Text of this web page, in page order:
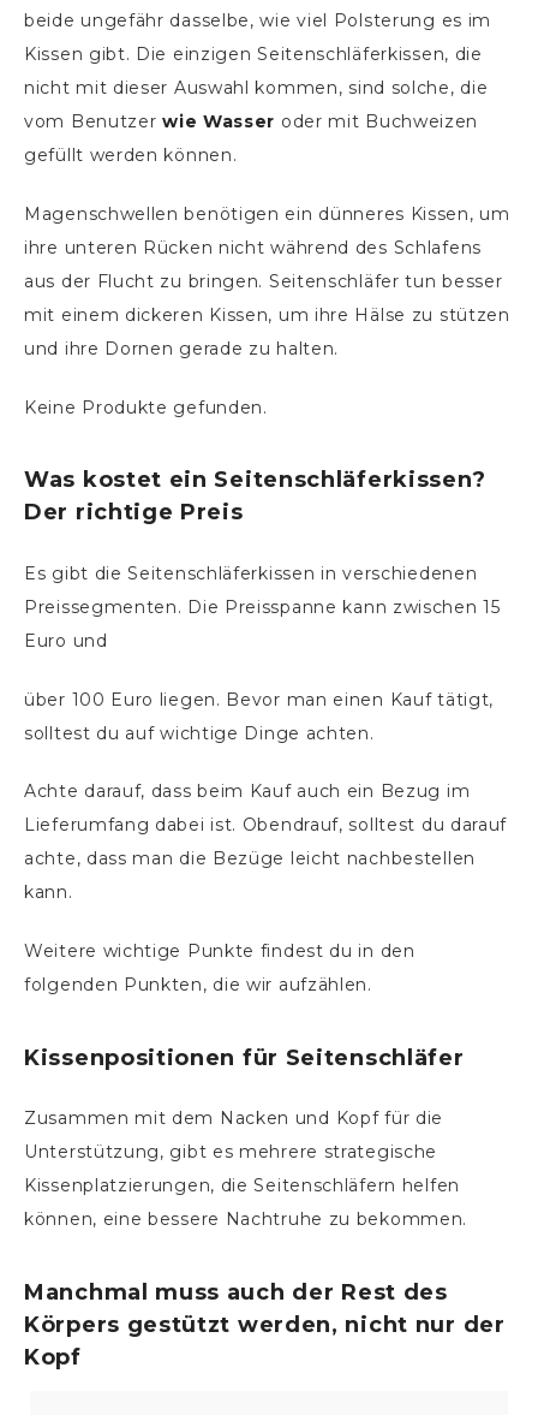
beide ungefähr dasselbe, wie viel Polsterung es im
Kissen gibt. Die einzigen Seitenschläferkissen, die
nicht mit dieser Auswahl kommen, sind solche, die
vom Benutzerwie Wasser oder mit Buchweizen
gefüllt werden können.
Magenschwellen benötigen ein dünneres Kissen, um
ihre unteren Rücken nicht während des Schlafens
aus der Flucht zu bringen. Seitenschläfer tun besser
mit einem dickeren Kissen, um ihre Hälse zu stützen
und ihre Dornen gerade zu halten.
Keine Produkte gefunden.
Was kostet ein Seitenschläferkissen?
Der richtige Preis
Es gibt die Seitenschläferkissen in verschiedenen
Preissegmenten. Die Preisspanne kann zwischen 15
Euro und
über 100 Euro liegen. Bevor man einen Kauf tätigt,
solltest du auf wichtige Dinge achten.
Achte darauf, dass beim Kauf auch ein Bezug im
Lieferumfang dabei ist. Obendrauf, solltest du darauf
achte, dass man die Bezüge leicht nachbestellen
kann.
Weitere wichtige Punkte findest du in den
folgenden Punkten, die wir aufzählen.
Kissenpositionen für Seitenschläfer
Zusammen mit dem Nacken und Kopf für die
Unterstützung, gibt es mehrere strategische
Kissenplatzierungen, die Seitenschläfern helfen
können, eine bessere Nachtruhe zu bekommen.
Manchmal muss auch der Rest des
Körpers gestützt werden, nicht nur der
Kopf